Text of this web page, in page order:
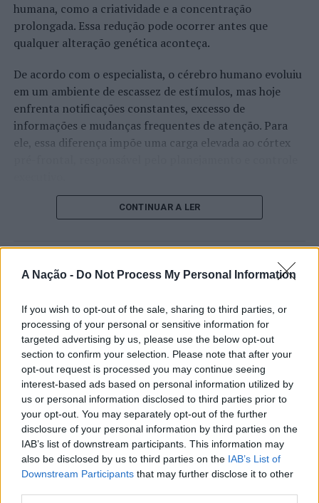
A Nação - Do Not Process My Personal Information
If you wish to opt-out of the sale, sharing to third parties, or
processing of your personal or sensitive information for
targeted advertising by us, please use the below opt-out
section to confirm your selection. Please note that after your
opt-out request is processed you may continue seeing
interest-based ads based on personal information utilized by
us or personal information disclosed to third parties prior to
your opt-out. You may separately opt-out of the further
disclosure of your personal information by third parties on the
IAB’s list of downstream participants. This information may
also be disclosed by us to third parties on the IAB’s List of
Downstream Participants that may further disclose it to other
humana, como a criatividade e a concentração
prolongada. Essa redução pode ocorrer antes que
qualquer alteração genética aconteça.
De acordo com o especialista, o cérebro humano evoluiu
em um ambiente de escassez de estímulos, mas hoje
enfrenta notificações constantes, excesso de
informações e mudanças frequentes de atenção. Para
ele, essa diferença impõe uma carga elevada ao córtex
O pesquisador afirma que plataformas digitais também
tarefas inacabadas permanecem ativas na memória e
prolongado pode elevar os níveis de cortisol e
prejudicar o desempenho cognitivo.
Fabiano de Abreu Agrela Rodrigues ressalta que não há
evidências de que o ambiente digital provoque mudanças
genéticas na espécie humana. A adaptação observada,
afirma, ocorre por meio da neuroplasticidade, processo
pelo qual os circuitos neurais se reorganizam em
resposta às experiências.
“O principal desafio é preservar a capacidade de reflexão
profunda em um contexto marcado pela abundância de
CONTINUAR A LER
ATUALIDADE
regressou ao circuito ATP com
vitória do francês Luca Van Assche
Publicado 1 dia atrás on 07/08/2026
Por Ígor Lopes
O “Millennium Estoril Open 2026” decorreu entre os
dias 18 e 26 de julho, no Clube de Ténis do Estoril, em
Cascais, a oeste de Lisboa, assinalando o regresso da
competição ao circuito “ATP Tour” na categoria “ATP